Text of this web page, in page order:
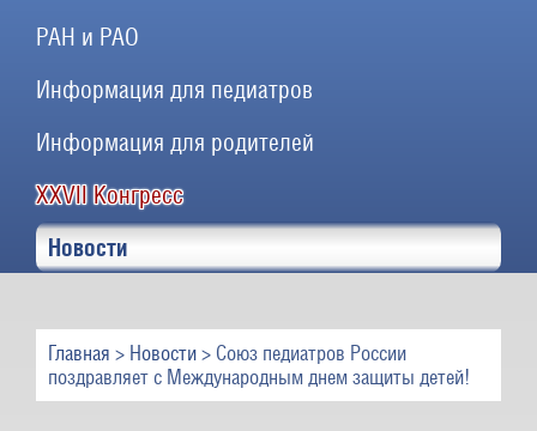
РАН и РАО
Информация для педиатров
Информация для родителей
XXVII Конгресс
Новости
Главная > Новости > Союз педиатров России
поздравляет с Международным днем защиты детей!